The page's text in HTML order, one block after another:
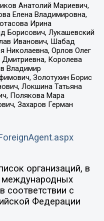
Анатолий Мариевич,
Елена Владимировна,
Ирина
Борисович, Лукашевский
Иванович, Шабад
Николаевна, Орлов Олег
Королева
Владимир
Золотухин Борис
Локшина Татьяна
Полякова Мара
Захаров Герман
организаций, в
международных
соответствии с
Федерации